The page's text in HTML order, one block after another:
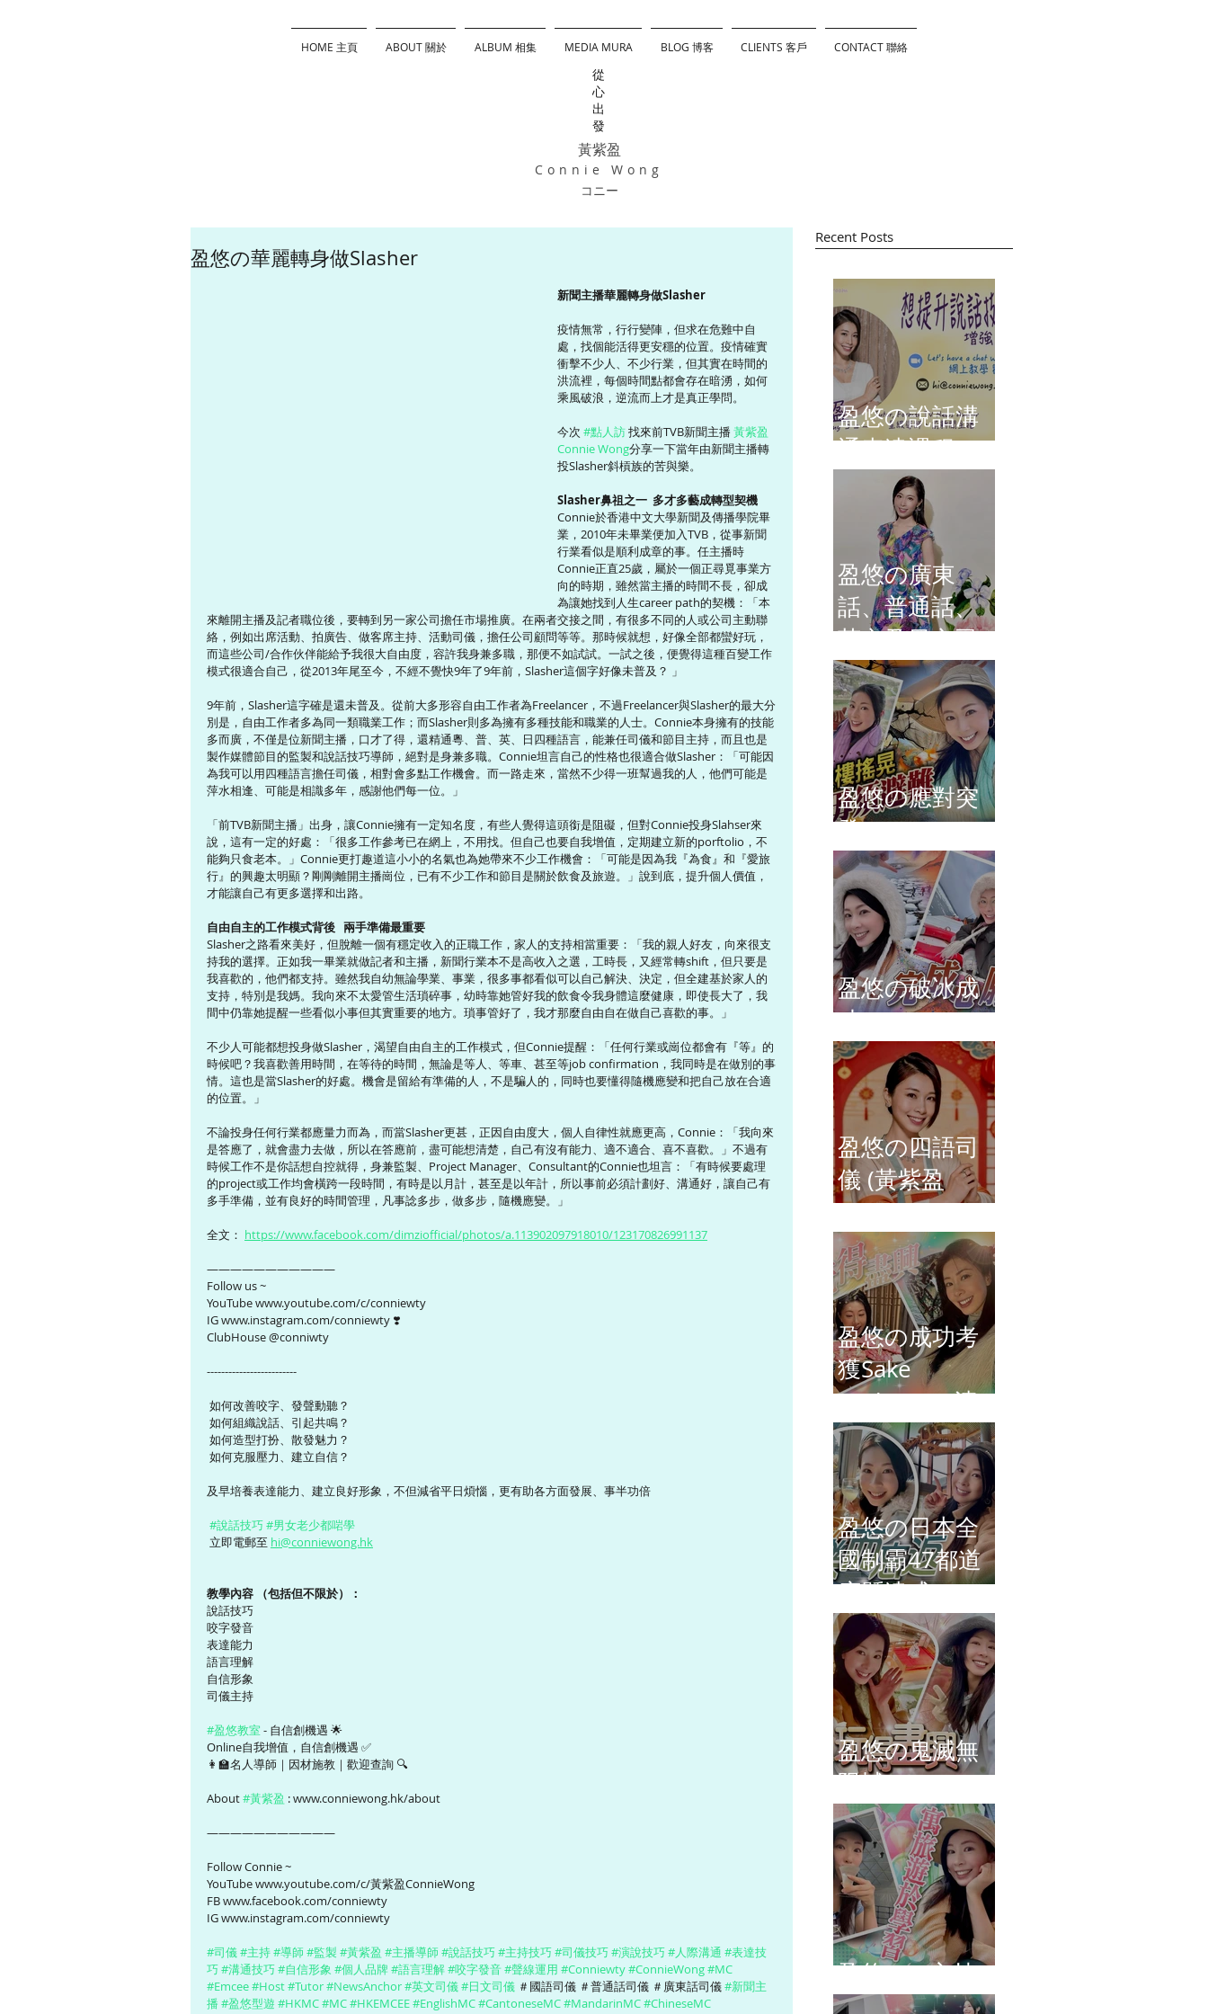
HOME 主頁 ABOUT 關於 ALBUM 相集 MEDIA MURA BLOG 博客 CLIENTS 客戶 CONTACT 聯絡
從
心
出
發
黃紫盈
Connie Wong
コニー
盈悠の華麗轉身做Slasher
新聞主播華麗轉身做Slasher
疫情無常，行行變陣，但求在危難中自
處，找個能活得更安穩的位置。疫情確實
衝擊不少人、不少行業，但其實在時間的
洪流裡，每個時間點都會存在暗湧，如何
乘風破浪，逆流而上才是真正學問。
今次 #點人訪 找來前TVB新聞主播 黃紫盈
Connie Wong分享一下當年由新聞主播轉
投Slasher斜槓族的苦與樂。
Slasher鼻祖之一  多才多藝成轉型契機
Connie於香港中文大學新聞及傳播學院畢
業，2010年未畢業便加入TVB，從事新聞
行業看似是順利成章的事。任主播時
Connie正直25歲，屬於一個正尋覓事業方
向的時期，雖然當主播的時間不長，卻成
為讓她找到人生career path的契機：「本
來離開主播及記者職位後，要轉到另一家公司擔任市場推廣。在兩者交接之間，有很多不同的人或公司主動聯
絡，例如出席活動、拍廣告、做客席主持、活動司儀，擔任公司顧問等等。那時候就想，好像全部都蠻好玩，
而這些公司/合作伙伴能給予我很大自由度，容許我身兼多職，那便不如試試。一試之後，便覺得這種百變工作
模式很適合自己，從2013年尾至今，不經不覺快9年了9年前，Slasher這個字好像未普及？ 」
9年前，Slasher這字確是還未普及。從前大多形容自由工作者為Freelancer，不過Freelancer與Slasher的最大分
別是，自由工作者多為同一類職業工作；而Slasher則多為擁有多種技能和職業的人士。Connie本身擁有的技能
多而廣，不僅是位新聞主播，口才了得，還精通粵、普、英、日四種語言，能兼任司儀和節目主持，而且也是
製作媒體節目的監製和說話技巧導師，絕對是身兼多職。Connie坦言自己的性格也很適合做Slasher：「可能因
為我可以用四種語言擔任司儀，相對會多點工作機會。而一路走來，當然不少得一班幫過我的人，他們可能是
萍水相逢、可能是相識多年，感謝他們每一位。」
「前TVB新聞主播」出身，讓Connie擁有一定知名度，有些人覺得這頭銜是阻礙，但對Connie投身Slahser來
說，這有一定的好處：「很多工作參考已在網上，不用找。但自己也要自我增值，定期建立新的porftolio，不
能夠只食老本。」Connie更打趣道這小小的名氣也為她帶來不少工作機會：「可能是因為我『為食』和『愛旅
行』的興趣太明顯？剛剛離開主播崗位，已有不少工作和節目是關於飲食及旅遊。」說到底，提升個人價值，
才能讓自己有更多選擇和出路。
自由自主的工作模式背後   兩手準備最重要
Slasher之路看來美好，但脫離一個有穩定收入的正職工作，家人的支持相當重要：「我的親人好友，向來很支
持我的選擇。正如我一畢業就做記者和主播，新聞行業本不是高收入之選，工時長，又經常轉shift，但只要是
我喜歡的，他們都支持。雖然我自幼無論學業、事業，很多事都看似可以自己解決、決定，但全建基於家人的
支持，特別是我媽。我向來不太愛管生活瑣碎事，幼時靠她管好我的飲食令我身體這麼健康，即使長大了，我
間中仍靠她提醒一些看似小事但其實重要的地方。瑣事管好了，我才那麼自由自在做自己喜歡的事。」
不少人可能都想投身做Slasher，渴望自由自主的工作模式，但Connie提醒：「任何行業或崗位都會有『等』的
時候吧？我喜歡善用時間，在等待的時間，無論是等人、等車、甚至等job confirmation，我同時是在做別的事
情。這也是當Slasher的好處。機會是留給有準備的人，不是騙人的，同時也要懂得隨機應變和把自己放在合適
的位置。」
不論投身任何行業都應量力而為，而當Slasher更甚，正因自由度大，個人自律性就應更高，Connie：「我向來
是答應了，就會盡力去做，所以在答應前，盡可能想清楚，自己有沒有能力、適不適合、喜不喜歡。」不過有
時候工作不是你話想自控就得，身兼監製、Project Manager、Consultant的Connie也坦言：「有時候要處理
的project或工作均會橫跨一段時間，有時是以月計，甚至是以年計，所以事前必須計劃好、溝通好，讓自己有
多手準備，並有良好的時間管理，凡事諗多步，做多步，隨機應變。」
全文： https://www.facebook.com/dimziofficial/photos/a.113902097918010/123170826991137
———————————
Follow us ~
YouTube www.youtube.com/c/conniewty
IG www.instagram.com/conniewty ❣️
ClubHouse @conniwty
-------------------------
如何改善咬字、發聲動聽？
如何組織說話、引起共鳴？
如何造型打扮、散發魅力？
如何克服壓力、建立自信？
及早培養表達能力、建立良好形象，不但減省平日煩惱，更有助各方面發展、事半功倍
#說話技巧#男女老少都啱學
立即電郵至 hi@conniewong.hk
教學內容 （包括但不限於）：
說話技巧
咬字發音
表達能力
語言理解
自信形象
司儀主持
#盈悠教室 - 自信創機遇 🌟
Online自我增值，自信創機遇 ✅
👩‍🏫名人導師｜因材施教｜歡迎查詢 🔍
About #黃紫盈 : www.conniewong.hk/about
———————————
Follow Connie ~
YouTube www.youtube.com/c/黃紫盈ConnieWong
FB www.facebook.com/conniewty
IG www.instagram.com/conniewty
#司儀#主持#導師 #監製 #黃紫盈 #主播導師 #說話技巧#主持技巧#司儀技巧#演說技巧#人際溝通 #表達技
巧#溝通技巧#自信形象 #個人品牌#語言理解#咬字發音#聲線運用 #Conniewty#ConnieWong#MC
#Emcee#Host#Tutor#NewsAnchor#英文司儀#日文司儀 ＃國語司儀 ＃普通話司儀 ＃廣東話司儀 #新聞主
播 #盈悠型遊 #HKMC#MC#HKEMCEE#EnglishMC#CantoneseMC#MandarinMC#ChineseMC
Recent Posts
盈悠の說話溝
通表達課程
盈悠の廣東
話、普通話、
英文及日文司
儀 黃紫盈
盈悠の應對突
發
盈悠の破冰成
功
盈悠の四語司
儀 (黃紫盈
Connie)
盈悠の成功考
獲Sake
Diploma（清
酒文憑）
盈悠の日本全
國制霸47都道
府縣達成
盈悠の鬼滅無
限城
盈悠のAI主持